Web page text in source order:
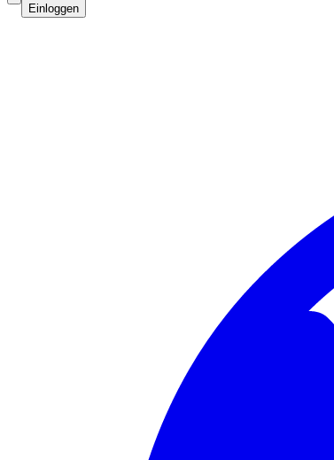
Einloggen